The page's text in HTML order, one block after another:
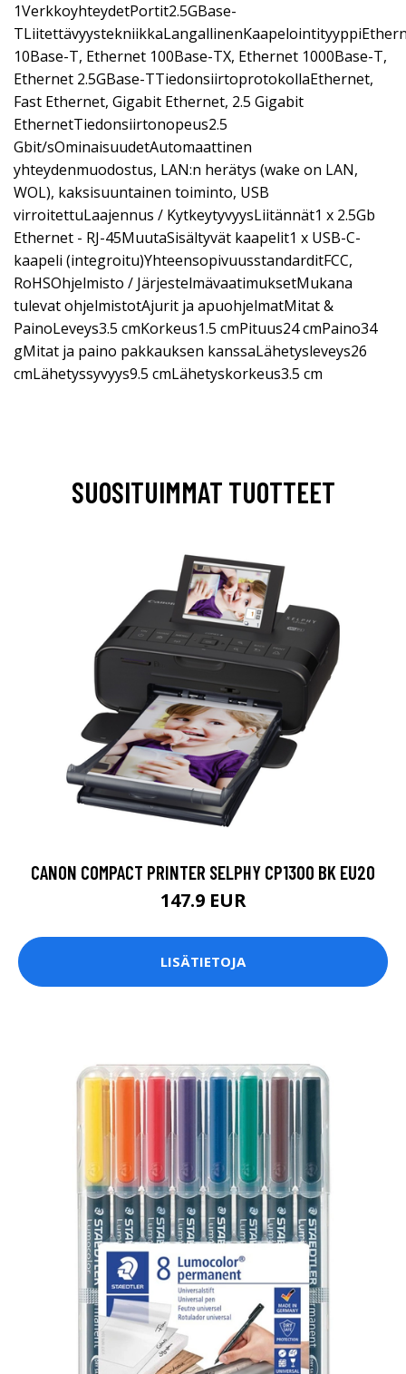
1VerkkoyhteydetPortit2.5GBase-
10Base-T, Ethernet 100Base-TX, Ethernet 1000Base-T,
Ethernet 2.5GBase-TTiedonsiirtoprotokollaEthernet,
Fast Ethernet, Gigabit Ethernet, 2.5 Gigabit
EthernetTiedonsiirtonopeus2.5
Gbit/sOminaisuudetAutomaattinen
yhteydenmuodostus, LAN:n herätys (wake on LAN,
WOL), kaksisuuntainen toiminto, USB
virroitettuLaajennus / KytkeytyvyysLiitännät1 x 2.5Gb
Ethernet - RJ-45MuutaSisältyvät kaapelit1 x USB-C-
kaapeli (integroitu)YhteensopivuusstandarditFCC,
RoHSOhjelmisto / JärjestelmävaatimuksetMukana
tulevat ohjelmistotAjurit ja apuohjelmatMitat &
PainoLeveys3.5 cmKorkeus1.5 cmPituus24 cmPaino34
gMitat ja paino pakkauksen kanssaLähetysleveys26
cmLähetyssyvyys9.5 cmLähetyskorkeus3.5 cm
SUOSITUIMMAT TUOTTEET
CANON COMPACT PRINTER SELPHY CP1300 BK EU20
147.9 EUR
LISÄTIETOJA